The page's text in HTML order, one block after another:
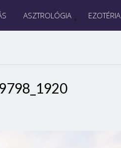
ASZTROLÓGIA EZOTÉRIA